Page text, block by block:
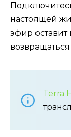
настоящей
эфир оставит
Terra